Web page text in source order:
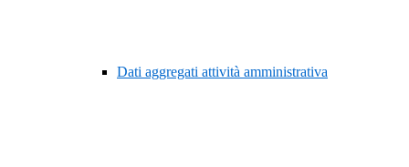
Dati aggregati attività amministrativa